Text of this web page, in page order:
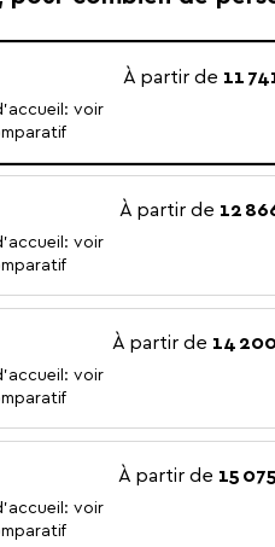
voir
À partir de 11
voir
À partir de 12
voir
À partir de 14
voir
À partir de 15